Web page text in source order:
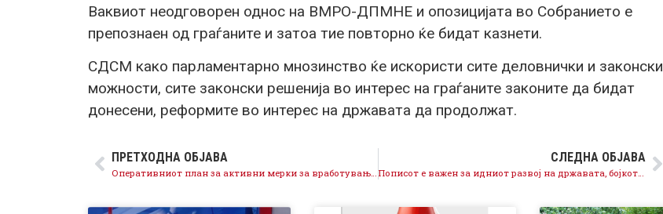
Ваквиот неодговорен однос на ВМРО-ДПМНЕ и опозицијата во Собранието е
препознаен од граѓаните и затоа тие повторно ќе бидат казнети.
СДСМ како парламентарно мнозинство ќе искористи сите деловнички и законски
можности, сите законски решенија во интерес на граѓаните законите да бидат
донесени, реформите во интерес на државата да продолжат.
ПРЕТХОДНА ОБЈАВА
Оперативниот план за активни мерки за вработување вреден 24,5 милиони евра опфаќа над 10.000 граѓани, грижата за сите а особено за најранливите продолжуважа
СЛЕДНА ОБЈАВА
Пописот е важен за идниот развој на државата, бојкотот е кривично дело